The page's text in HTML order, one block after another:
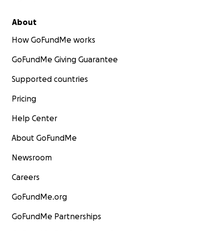
About
How GoFundMe works
GoFundMe Giving Guarantee
Supported countries
Pricing
Help Center
About GoFundMe
Newsroom
Careers
GoFundMe.org
GoFundMe Partnerships